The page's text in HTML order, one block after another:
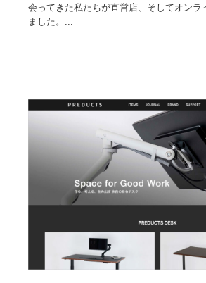
会ってきた私たちが直営店、そしてオンラ
ました。...